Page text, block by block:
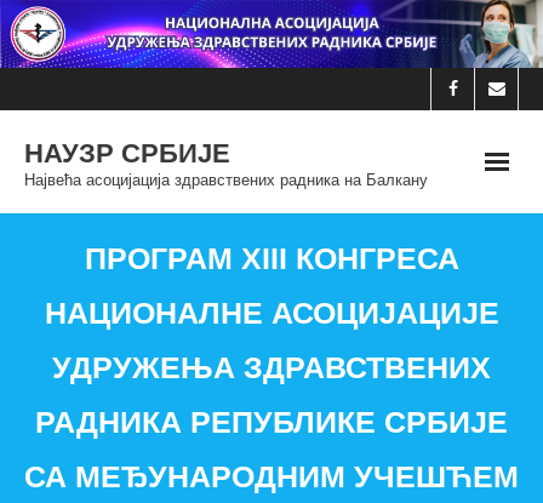
Skip
to
НАУЗР СРБИЈЕ
Највећа асоцијација здравствених радника на Балкану
ПРОГРАМ XIII КОНГРЕСА
НАЦИОНАЛНЕ АСОЦИЈАЦИЈЕ
УДРУЖЕЊА ЗДРАВСТВЕНИХ
РАДНИКА РЕПУБЛИКЕ СРБИЈЕ
СА МЕЂУНАРОДНИМ УЧЕШЋЕМ